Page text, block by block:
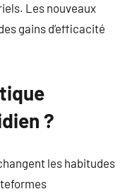
Les nouveaux
gains d’efficacité
?
les habitudes